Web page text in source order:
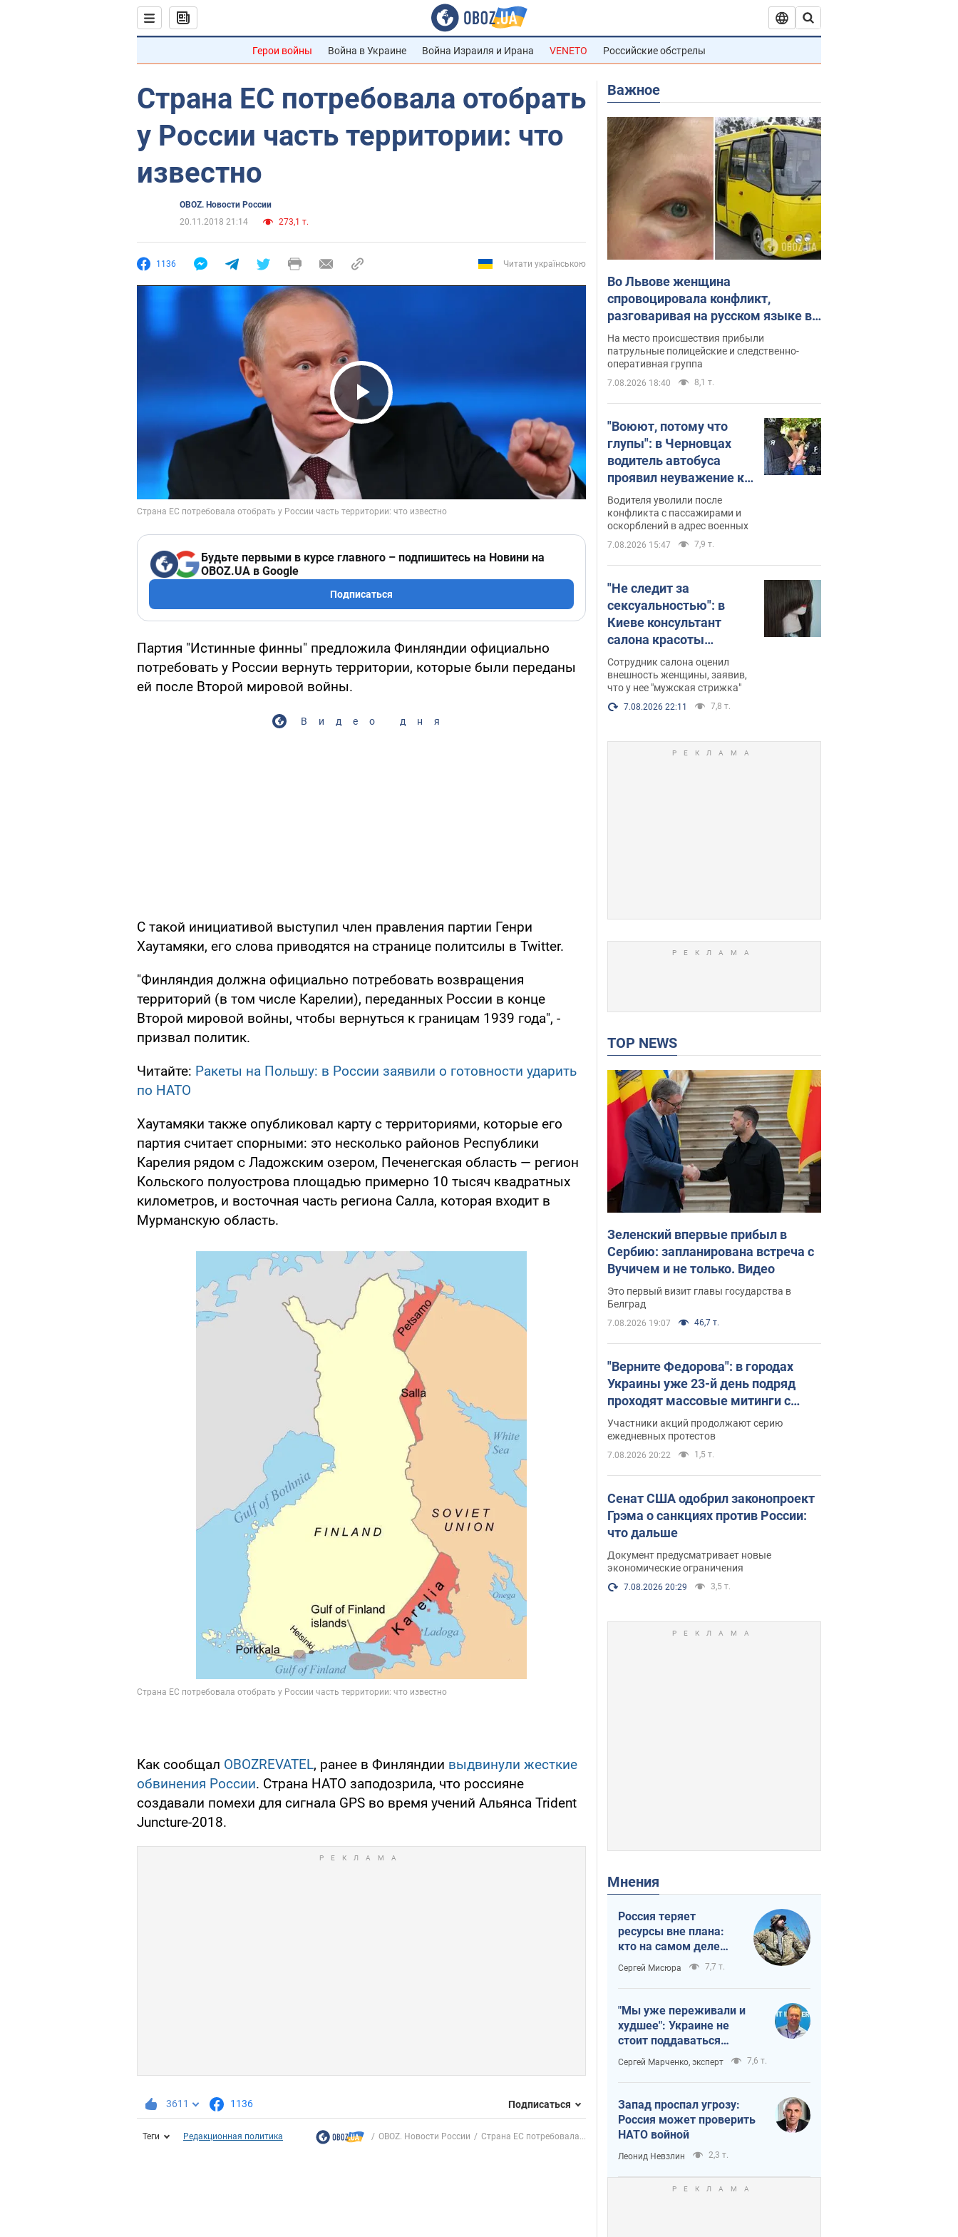
Герои войны Война в Украине Война Израиля и Ирана VENETO Российские обстрелы
Страна ЕС потребовала отобрать
у России часть территории: что
известно
OBOZ. Новости России
20.11.2018 21:14
273,1 т.
1136 Читати українською
Play Video
Будьте первыми в курсе главного – подпишитесь на Новини на
OBOZ.UA в Google
Подписаться
Партия "Истинные финны" предложила Финляндии официально
потребовать у России вернуть территории, которые были переданы
ей после Второй мировой войны.
Видео дня
С такой инициативой выступил член правления партии Генри
Хаутамяки, его слова приводятся на странице политсилы в Twitter.
"Финляндия должна официально потребовать возвращения
территорий (в том числе Карелии), переданных России в конце
Второй мировой войны, чтобы вернуться к границам 1939 года", -
призвал политик.
Читайте: Ракеты на Польшу: в России заявили о готовности ударить
по НАТО
Хаутамяки также опубликовал карту с территориями, которые его
партия считает спорными: это несколько районов Республики
Карелия рядом с Ладожским озером, Печенегская область — регион
Кольского полуострова площадью примерно 10 тысяч квадратных
километров, и восточная часть региона Салла, которая входит в
Мурманскую область.
Как сообщал OBOZREVATEL, ранее в Финляндии выдвинули жесткие
обвинения России. Страна НАТО заподозрила, что россияне
создавали помехи для сигнала GPS во время учений Альянса Trident
Juncture-2018.
3611 1136 Подписаться
Теги Редакционная политика OBOZ. Новости России Страна ЕС потребовала...
Важное
Во Львове женщина
спровоцировала конфликт,
разговаривая на русском языке в
маршрутке: полиция составила
административный протокол.
Видео
На место происшествия прибыли
патрульные полицейские и следственно-
оперативная группа
7.08.2026 18:40 8,1 т.
"Воюют, потому что
глупы": в Черновцах
водитель автобуса
проявил неуважение к
украинским военным и
поплатился за это.
Видео
Водителя уволили после
конфликта с пассажирами и
оскорблений в адрес военных
7.08.2026 15:47 7,9 т.
"Не следит за
сексуальностью": в
Киеве консультант
салона красоты
оскорбил женщину
после химиотерапии,
разгорелся скандал.
Фото
Сотрудник салона оценил
внешность женщины, заявив,
что у нее "мужская стрижка"
7.08.2026 22:11 7,8 т.
TOP NEWS
Зеленский впервые прибыл в
Сербию: запланирована встреча с
Вучичем и не только. Видео
Это первый визит главы государства в
Белград
7.08.2026 19:07 46,7 т.
"Верните Федорова": в городах
Украины уже 23-й день подряд
проходят массовые митинги с
плакатами. Фото и видео
Участники акций продолжают серию
ежедневных протестов
7.08.2026 20:22 1,5 т.
Сенат США одобрил законопроект
Грэма о санкциях против России:
что дальше
Документ предусматривает новые
экономические ограничения
7.08.2026 20:29 3,5 т.
Мнения
Россия теряет
ресурсы вне плана:
кто на самом деле
диктует темп войны
Сергей Мисюра 7,7 т.
"Мы уже переживали и
худшее": Украине не
стоит поддаваться
отчаянию из-за
ракетного террора
Сергей Марченко, эксперт 7,6 т.
Запад проспал угрозу:
Россия может проверить
НАТО войной
Леонид Невзлин 2,3 т.